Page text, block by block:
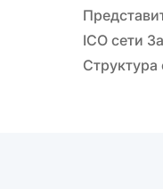
ICO сети